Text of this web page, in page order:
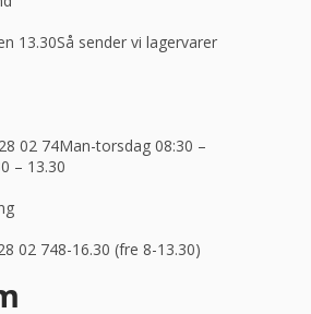
13.30Så sender vi lagervarer
02 74Man-torsdag 08:30 –
– 13.30
02 748-16.30 (fre 8-13.30)